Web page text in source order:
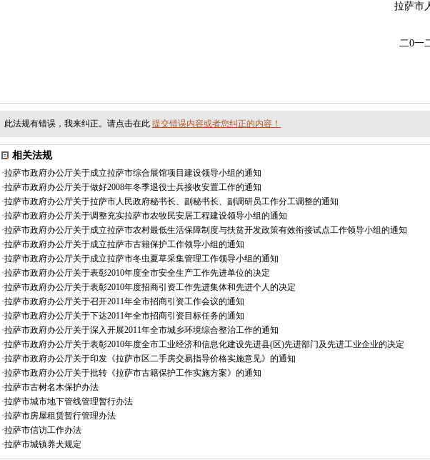
拉萨市
二0一二
此法规有错误，我来纠正。请点击在此 提交错误内容或者您纠正的内容！
相关法规
·拉萨市政府办公厅关于成立拉萨市综合展馆项目建设领导小组的通知
·拉萨市政府办公厅关于做好2008年冬季退役士兵接收安置工作的通知
·拉萨市政府办公厅关于拉萨市人民政府秘书长、副秘书长、副调研员工作分工调整的通知
·拉萨市政府办公厅关于调整充实拉萨市农牧民安居工程建设领导小组的通知
·拉萨市政府办公厅关于成立拉萨市农村最低生活保障制度与扶贫开发政策有效衔接试点工作领导小组的通知
·拉萨市政府办公厅关于成立拉萨市古籍保护工作领导小组的通知
·拉萨市政府办公厅关于成立拉萨市冬虫夏草采集管理工作领导小组的通知
·拉萨市政府办公厅关于表彰2010年度全市安全生产工作先进单位的决定
·拉萨市政府办公厅关于表彰2010年度招商引资工作先进集体和先进个人的决定
·拉萨市政府办公厅关于召开2011年全市招商引资工作会议的通知
·拉萨市政府办公厅关于下达2011年全市招商引资目标任务的通知
·拉萨市政府办公厅关于深入开展2011年全市城乡环境综合整治工作的通知
·拉萨市政府办公厅关于表彰2010年度全市工业经济和信息化建设先进县(区)先进部门及先进工业企业的决定
·拉萨市政府办公厅关于印发《拉萨市区二手房交易指导价格实施意见》的通知
·拉萨市政府办公厅关于批转《拉萨市古籍保护工作实施方案》的通知
·拉萨市古树名木保护办法
·拉萨市城市地下管线管理暂行办法
·拉萨市房屋租赁暂行管理办法
·拉萨市信访工作办法
·拉萨市城镇养犬规定